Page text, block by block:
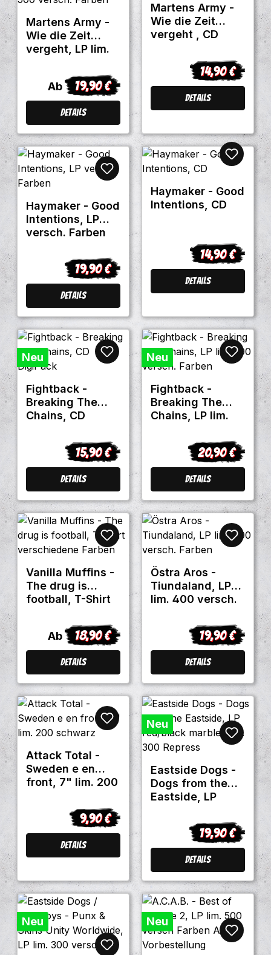
Martens Army -
Wie die Zeit
vergeht, LP lim.
Regulärer Preis:
Ab 19,90 €
Details
Martens Army -
Wie die Zeit
vergeht , CD
Regulärer
14,90 €
Details
Haymaker - Good
Intentions, LP
versch. Farben
Regulärer Preis:
19,90 €
Details
Haymaker - Good
Intentions, CD
Regulärer
14,90 €
Details
Neu
Fightback -
Breaking The
Chains, CD
Regulärer Preis:
15,90 €
Details
Neu
Fightback -
Breaking The
Chains, LP lim.
Regulärer
20,90 €
Details
Vanilla Muffins -
The drug is
football, T-Shirt
Regulärer Preis:
Ab 18,90 €
Details
Östra Aros -
Tiundaland, LP
lim. 400 versch.
Regulärer
19,90 €
Details
Attack Total -
Sweden e en
front, 7" lim. 200
Regulärer Preis:
9,90 €
Details
Neu
Eastside Dogs -
Dogs from the
Eastside, LP
marbled lim. 300
RepressRegulärer
19,90 €
Details
Neu Neu